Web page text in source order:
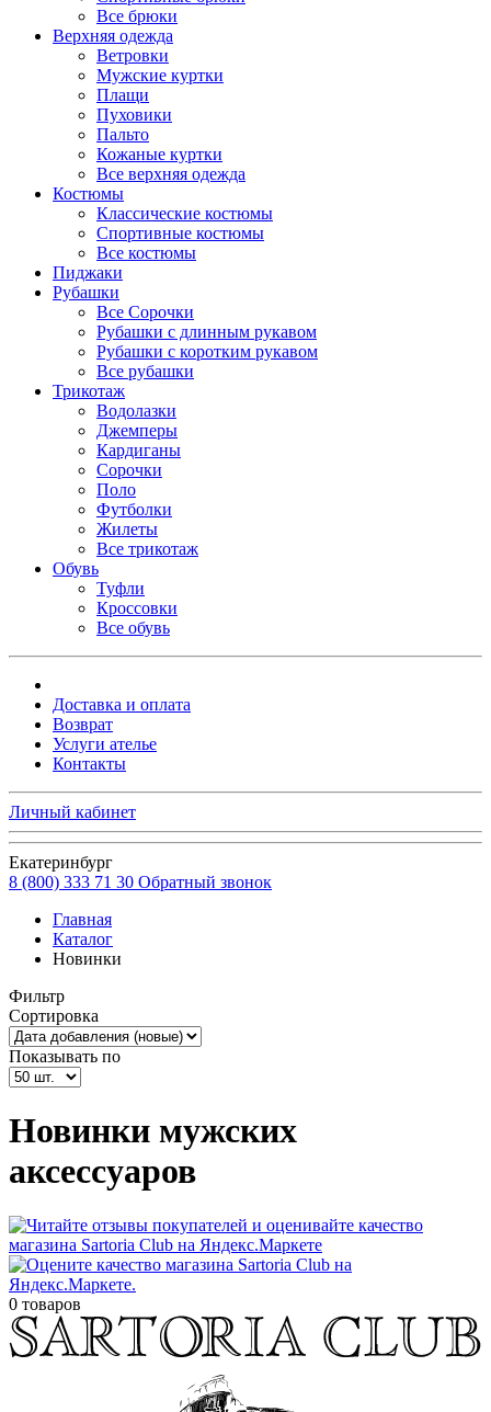
Все брюки
Верхняя одежда
Ветровки
Мужские куртки
Плащи
Пуховики
Пальто
Кожаные куртки
Все верхняя одежда
Костюмы
Классические костюмы
Спортивные костюмы
Все костюмы
Пиджаки
Рубашки
Все Сорочки
Рубашки с длинным рукавом
Рубашки с коротким рукавом
Все рубашки
Трикотаж
Водолазки
Джемперы
Кардиганы
Сорочки
Поло
Футболки
Жилеты
Все трикотаж
Обувь
Туфли
Кроссовки
Все обувь
Доставка и оплата
Возврат
Услуги ателье
Контакты
Личный кабинет
Екатеринбург
8 (800) 333 71 30 Обратный звонок
Главная
Каталог
Новинки
Фильтр
Сортировка
Показывать по
Новинки мужских
аксессуаров
0 товаров